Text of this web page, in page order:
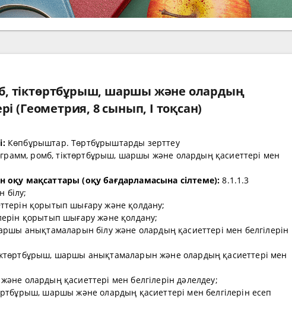
тіктөртбұрыш, шаршы және олардың
(Геометрия, 8 сынып, I тоқсан)
Көпбұрыштар. Төртбұрыштарды зерттеу
ромб, тіктөртбұрыш, шаршы және олардың қасиеттері мен
оқу мақсаттары (оқу бағдарламасына сілтеме): 8.1.1.3
білу;
қорытып шығару және қолдану;
қорытып шығару және қолдану;
анықтамаларын білу және олардың қасиеттері мен белгілерін
шаршы анықтамаларын және олардың қасиеттері мен
олардың қасиеттері мен белгілерін дәлелдеу;
шаршы және олардың қасиеттері мен белгілерін есеп